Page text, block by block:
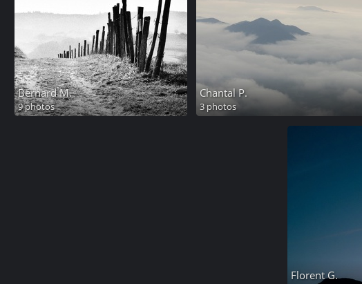
Bernard M.
9 photos
Chantal P.
3 photos
Florent G.